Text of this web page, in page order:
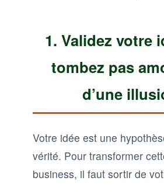
1. Validez votre
tombez pas
d’une
Votre idée est une
vérité. Pour transformer
business, il faut sortir de